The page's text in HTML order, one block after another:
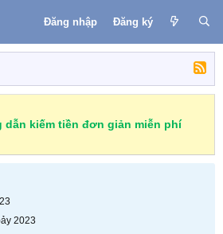
Đăng nhập Đăng ký
dẫn kiếm tiền đơn giản miễn phí
2023